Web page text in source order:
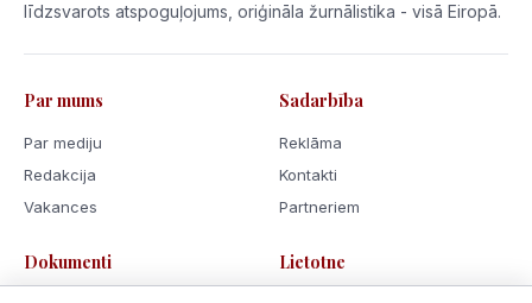
līdzsvarots atspoguļojums, oriģināla žurnālistika - visā Eiropā.
Par mums
Par mediju
Redakcija
Vakances
Sadarbība
Reklāma
Kontakti
Partneriem
Dokumenti Lietotne